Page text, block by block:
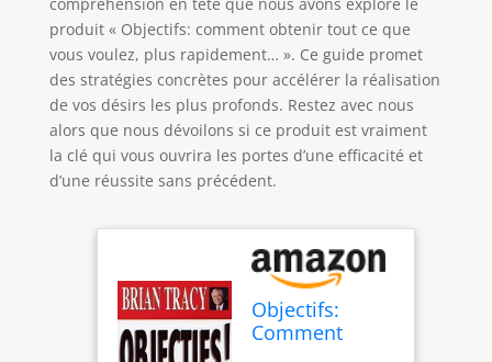
compréhension en tête que nous avons exploré le
produit « Objectifs: comment obtenir tout ce que
vous voulez, plus rapidement… ». Ce guide promet
des stratégies concrètes pour accélérer la réalisation
de vos désirs les plus profonds. Restez avec nous
alors que nous dévoilons si ce produit est vraiment
la clé qui vous ouvrira les portes d’une efficacité et
d’une réussite sans précédent.
Objectifs:
Comment